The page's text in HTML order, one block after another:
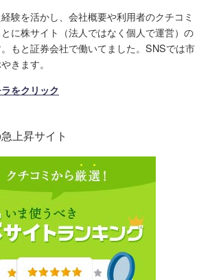
験を活かし、会社概要や利用者のクチコミ
に株サイト（法人ではなく個人で運営）の
もと証券会社で働いてました。SNSでは市
きます。
をクリック
上昇サイト